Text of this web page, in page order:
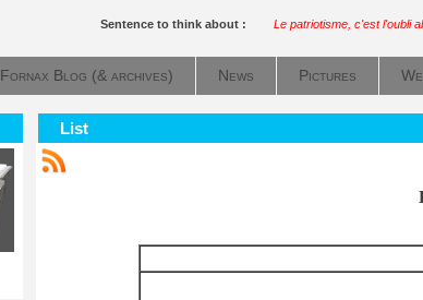
Sentence to think about : Le patriotisme, c'est l'oubli
Fornax Blog (& archives) News Pictures
List